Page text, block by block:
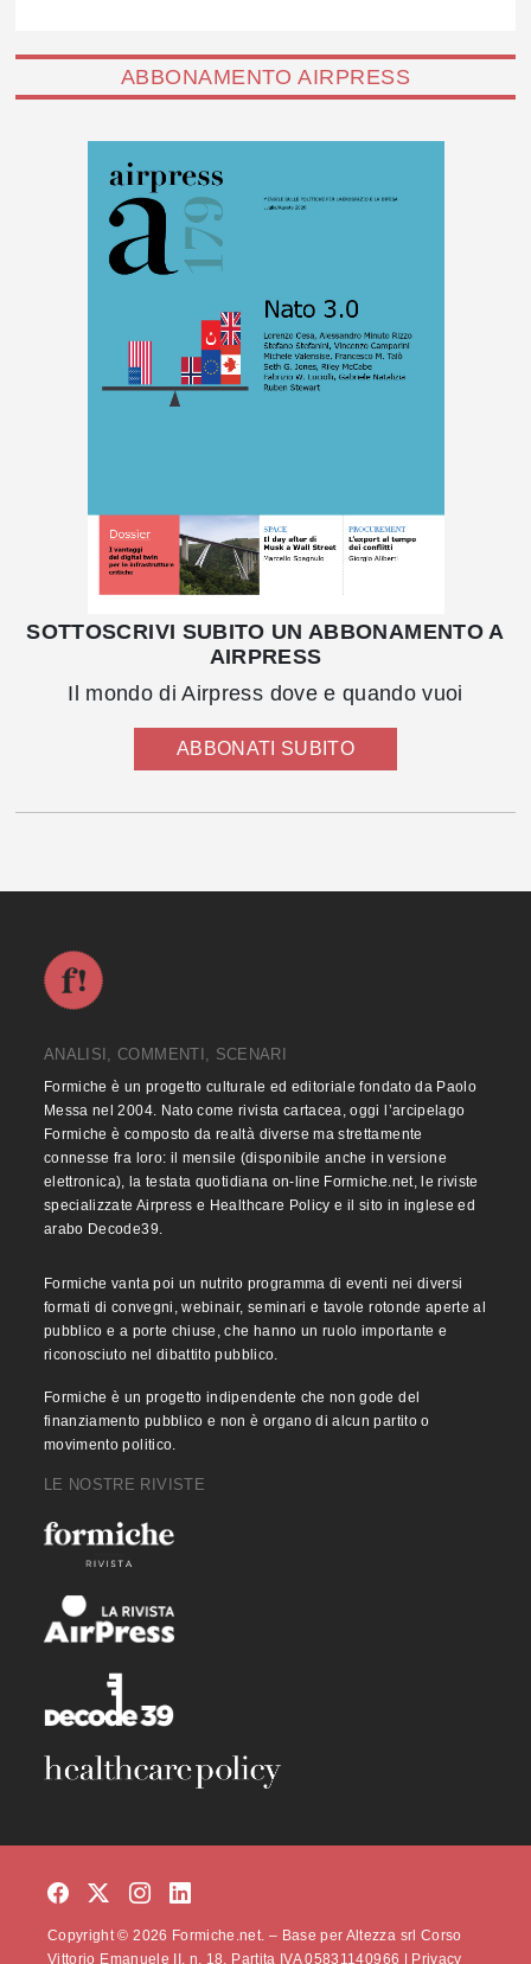
ABBONAMENTO AIRPRESS
SOTTOSCRIVI SUBITO UN ABBONAMENTO A
AIRPRESS
Il mondo di Airpress dove e quando vuoi
ABBONATI SUBITO
ANALISI, COMMENTI, SCENARI
Formiche è un progetto culturale ed editoriale fondato da Paolo
Messa nel 2004. Nato come rivista cartacea, oggi l’arcipelago
Formiche è composto da realtà diverse ma strettamente
connesse fra loro: il mensile (disponibile anche in versione
elettronica), la testata quotidiana on-line Formiche.net, le riviste
specializzate Airpress e Healthcare Policy e il sito in inglese ed
arabo Decode39.
Formiche vanta poi un nutrito programma di eventi nei diversi
formati di convegni, webinair, seminari e tavole rotonde aperte al
pubblico e a porte chiuse, che hanno un ruolo importante e
riconosciuto nel dibattito pubblico.
Formiche è un progetto indipendente che non gode del
finanziamento pubblico e non è organo di alcun partito o
movimento politico.
LE NOSTRE RIVISTE
Copyright © 2026 Formiche.net. – Base per Altezza srl Corso
Vittorio Emanuele II, n. 18, Partita IVA 05831140966 |
Privacy